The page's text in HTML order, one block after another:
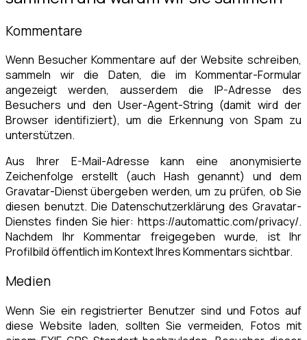
Kommentare
Wenn Besucher Kommentare auf der Website schreiben,
sammeln wir die Daten, die im Kommentar-Formular
angezeigt werden, ausserdem die IP-Adresse des
Besuchers und den User-Agent-String (damit wird der
Browser identifiziert), um die Erkennung von Spam zu
unterstützen.
Aus Ihrer E-Mail-Adresse kann eine anonymisierte
Zeichenfolge erstellt (auch Hash genannt) und dem
Gravatar-Dienst übergeben werden, um zu prüfen, ob Sie
diesen benutzt. Die Datenschutzerklärung des Gravatar-
Dienstes finden Sie hier: https://automattic.com/privacy/.
Nachdem Ihr Kommentar freigegeben wurde, ist Ihr
Profilbild öffentlich im Kontext Ihres Kommentars sichtbar.
Medien
Wenn Sie ein registrierter Benutzer sind und Fotos auf
diese Website laden, sollten Sie vermeiden, Fotos mit